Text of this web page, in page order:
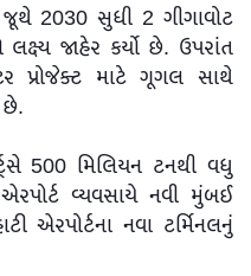
જૂથે 2030 સુધી 2 ગીગાવોટ
જાહેર કર્યો છે. ઉપરાંત
પ્રોજેક્ટ માટે ગૂગલ સાથે
500 મિલિયન ટનથી વધુ
એરપોર્ટ વ્યવસાયે નવી મુંબઈ
એરપોર્ટના નવા ટર્મિનલનું